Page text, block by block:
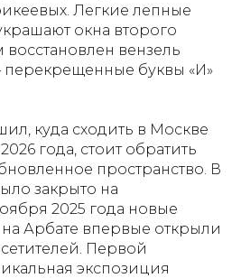
Легкие лепные
окна второго
восстановлен вензель
перекрещенные буквы «И»
куда сходить в Москве
года, стоит обратить
пространство. В
закрыто на
2025 года новые
Арбате впервые открыли
Первой
экспозиция